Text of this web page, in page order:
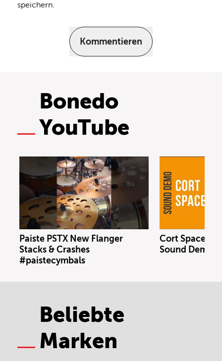
speichern.
Kommentieren
Bonedo
YouTube
Paiste PSTX New Flanger
Stacks & Crashes
#paistecymbals
Cort Space 4
Sound Demo
Beliebte
Marken